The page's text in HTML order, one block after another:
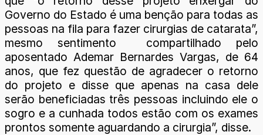
Governo do Estado é uma benção para todas as
pessoas na fila para fazer cirurgias de catarata”,
mesmo sentimento compartilhado pelo
aposentado Ademar Bernardes Vargas, de 64
anos, que fez questão de agradecer o retorno
do projeto e disse que apenas na casa dele
serão beneficiadas três pessoas incluindo ele o
sogro e a cunhada todos estão com os exames
prontos somente aguardando a cirurgia”, disse.